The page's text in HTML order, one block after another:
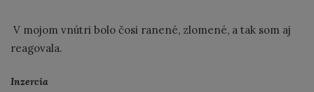
V mojom vnútri bolo čosi ranené, zlomené, a tak som aj
reagovala.
Inzercia